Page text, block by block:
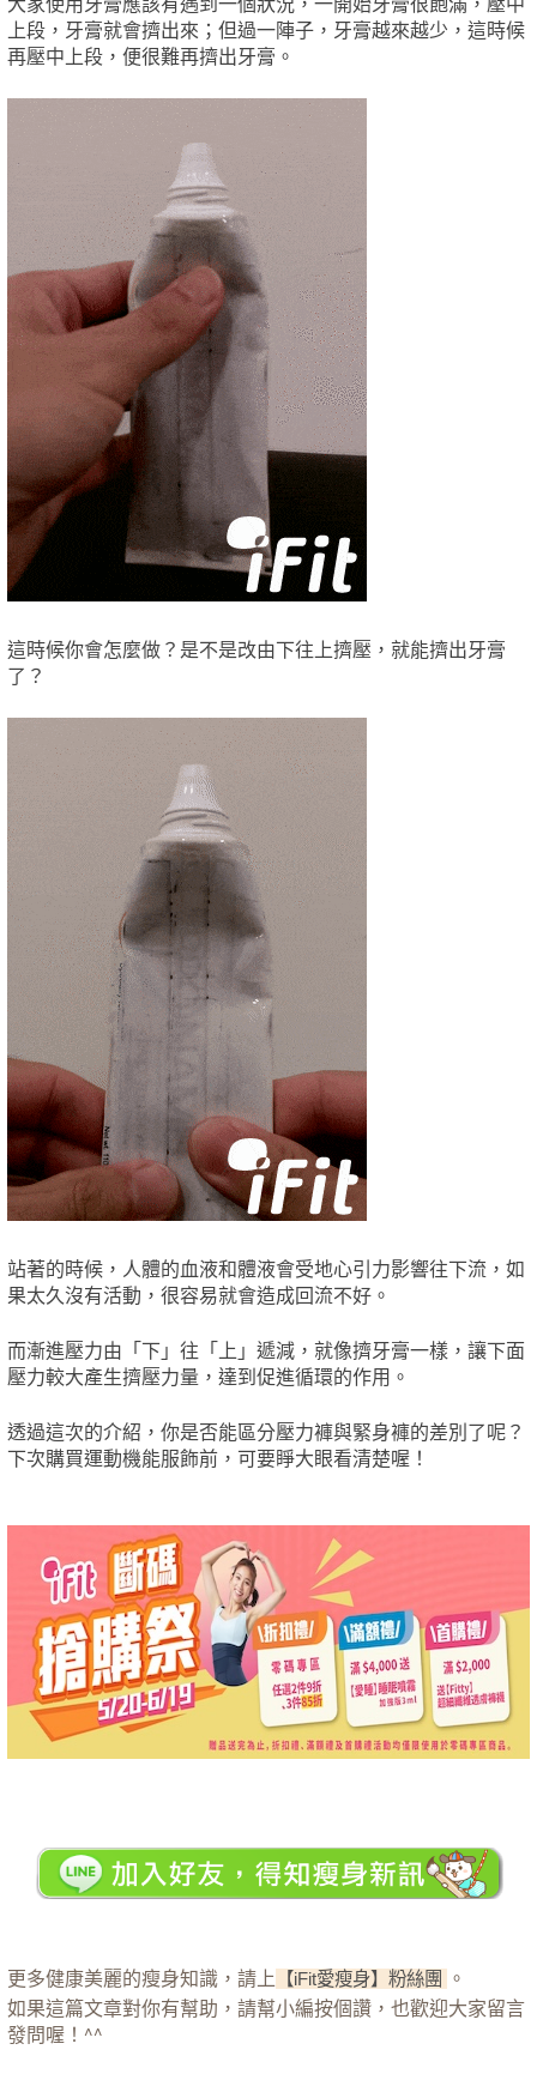
上段，牙膏就會擠出來；但過一陣子，牙膏越來越少，這時候
再壓中上段，便很難再擠出牙膏。
這時候你會怎麼做？是不是改由下往上擠壓，就能擠出牙膏
了？
站著的時候，人體的血液和體液會受地心引力影響往下流，如
果太久沒有活動，很容易就會造成回流不好。
而漸進壓力由「下」往「上」遞減，就像擠牙膏一樣，讓下面
壓力較大產生擠壓力量，達到促進循環的作用。
透過這次的介紹，你是否能區分壓力褲與緊身褲的差別了呢？
下次購買運動機能服飾前，可要睜大眼看清楚喔！
更多健康美麗的瘦身知識，請上 【iFit愛瘦身】粉絲團
。
如果這篇文章對你有幫助，請幫小編按個讚，也歡迎大家留言
發問喔！^^